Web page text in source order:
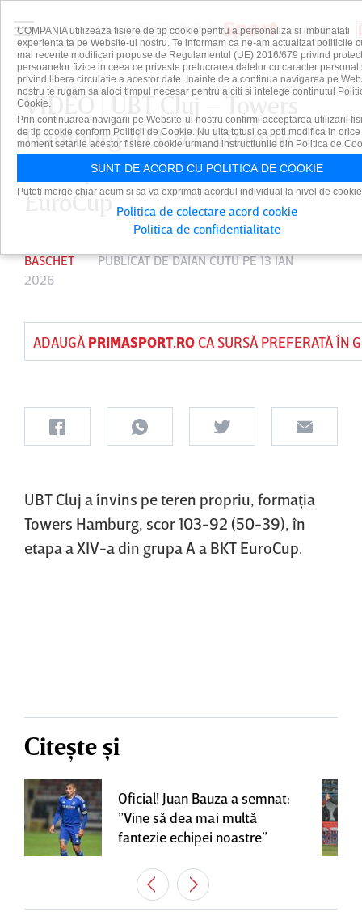
VIDEO | UBT Cluj – Towers
Hamburg 103-92. Victorie
facilă pentru ardeleni în BKT
EuroCup
BASCHET PUBLICAT DEDAIAN CUTUPE 13 IAN
2026
ADAUGĂ PRIMASPORT.ROCA SURSĂ PREFERATĂ ÎN
UBT Cluj a învins pe teren propriu, formaţia
Towers Hamburg, scor 103-92 (50-39), în
etapa a XIV-a din grupa A a BKT EuroCup.
Citește și
Oficial! Juan Bauza a semnat:
”Vine să dea mai multă
fantezie echipei noastre”
COMPANIA utilizeaza fisiere de tip cookie pentru a personaliza si imbunatati
experienta ta pe Website-ul nostru. Te informam ca ne-am actualizat politicile
mai recente modificari propuse de Regulamentul (UE) 2016/679 privind
persoanelor fizice in ceea ce priveste prelucrarea datelor cu caracter personal
privind libera circulatie a acestor date. Inainte de a continua navigarea pe
nostru te rugam sa aloci timpul necesar pentru a citi si intelege continutul
Cookie.
Prin continuarea navigarii pe Website-ul nostru confirmi acceptarea utilizarii
de tip cookie conform Politicii de Cookie. Nu uita totusi ca poti modifica in orice
moment setarile acestor fisiere cookie urmand instructiunile din Politica de
SUNT DE ACORD CU POLITICA DE COOKIE
Puteti merge chiar acum si sa va exprimati acordul individual la nivel de
Politica de colectare acord cookie
Politica de confidentialitate